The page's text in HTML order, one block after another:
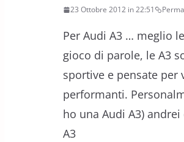
23 Ottobre 2012 in 22:51
Per Audi A3 … meglio
gioco di parole, le A3
sportive e pensate per
performanti.
ho una Audi A3)
A3